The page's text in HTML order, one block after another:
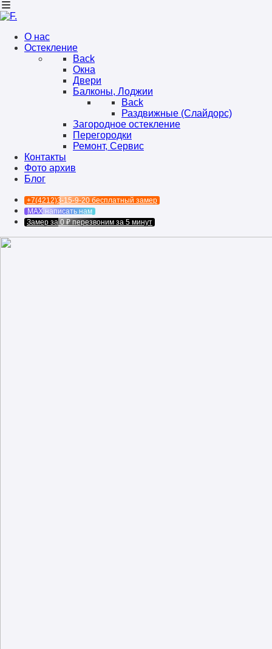
О нас
Остекление
Back
Окна
Двери
Балконы, Лоджии
Back
Раздвижные (Слайдорс)
Загородное остекление
Перегородки
Ремонт, Сервис
Контакты
Фото архив
Блог
+7(4212)3-15-9-20 бесплатный замер
MAX написать нам
Замер за 0 ₽ перезвоним за 5 минут